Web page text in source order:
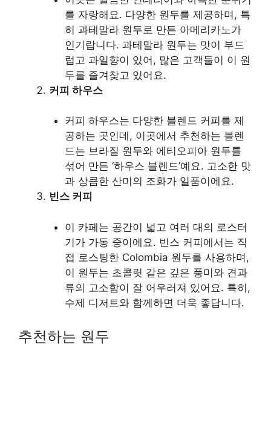
를 자랑해요. 다양한 원두를 제공하며, 특
히 과테말라 원두로 만든 아메리카노가
인기랍니다. 과테말라 원두는 맛이 부드
럽고 과일향이 있어, 많은 고객들이 이 원
두를 즐겨찾고 있어요.
커피 하우스
커피 하우스는 다양한 블렌드 커피를 제
공하는 곳인데, 이곳에서 추천하는 블렌
드는 브라질 원두와 에티오피아 원두를
섞어 만든 ‘하우스 블렌드’예요. 고소한 맛
과 상큼한 산미의 조화가 일품이에요.
빈스 커피
이 카페는 공간이 넓고 여러 대의 로스터
기가 가동 중이에요. 빈스 커피에서는 직
접 로스팅한 Colombia 원두를 사용하며,
이 원두는 초콜릿 같은 깊은 풍미와 견과
류의 고소함이 잘 어우러져 있어요. 특히,
수제 디저트와 함께하면 더욱 좋답니다.
추천하는 원두